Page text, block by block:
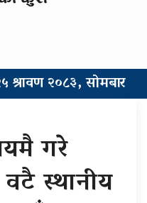
श्रावण २०८३, सोमबार
गरे
स्थानीय